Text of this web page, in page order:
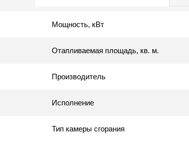
Мощность, кВт
Отапливаемая площадь, кв. м.
Производитель
Исполнение
Тип камеры сгорания